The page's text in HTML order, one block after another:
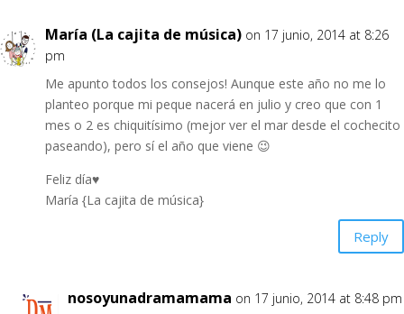
María (La cajita de música) on 17 junio, 2014 at 8:26
pm
Me apunto todos los consejos! Aunque este año no me lo
planteo porque mi peque nacerá en julio y creo que con 1
mes o 2 es chiquitísimo (mejor ver el mar desde el cochecito
paseando), pero sí el año que viene 😉
Feliz día♥
María {La cajita de música}
Reply
nosoyunadramamama on 17 junio, 2014 at 8:48 pm